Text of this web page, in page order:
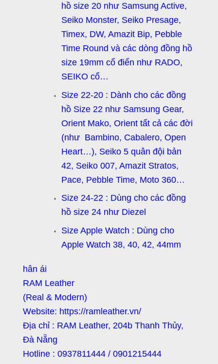
hồ size 20 như Samsung Active,
Seiko Monster, Seiko Presage,
Timex, DW, Amazit Bip, Pebble
Time Round và các dòng đồng hồ
size 19mm cổ điển như RADO,
SEIKO cổ…
Size 22-20 : Dành cho các đồng
hồ Size 22 như Samsung Gear,
Orient Mako, Orient tất cả các đời
(như Bambino, Cabalero, Open
Heart…), Seiko 5 quân đội bản
42, Seiko 007, Amazit Stratos,
Pace, Pebble Time, Moto 360…
Size 24-22 : Dùng cho các đồng
hồ size 24 như Diezel
Size Apple Watch : Dùng cho
Apple Watch 38, 40, 42, 44mm
hân ái
RAM Leather
(Real & Modern)
Website: https://ramleather.vn/
Địa chỉ : RAM Leather, 204b Thanh Thủy,
Đà Nẵng
Hotline : 0937811444 / 0901215444